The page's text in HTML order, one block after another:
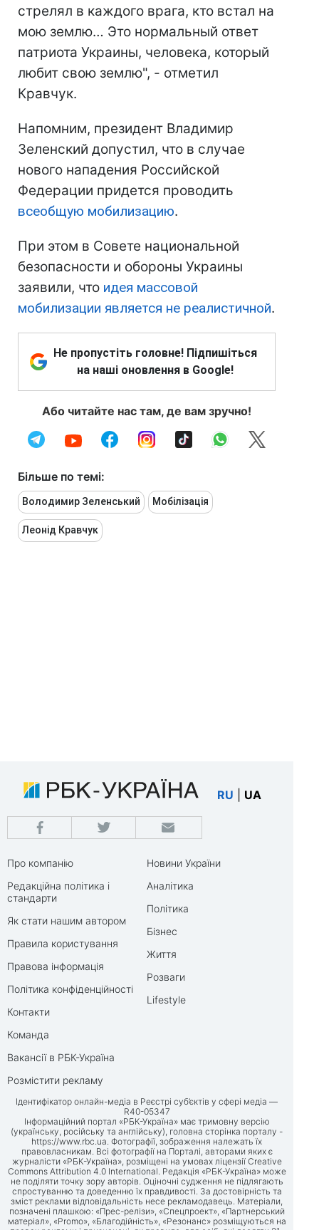
стрелял в каждого врага, кто встал на
мою землю… Это нормальный ответ
патриота Украины, человека, который
любит свою землю", - отметил
Кравчук.
Напомним, президент Владимир
Зеленский допустил, что в случае
нового нападения Российской
Федерации придется проводить
всеобщую мобилизацию.
При этом в Совете национальной
безопасности и обороны Украины
заявили, что идея массовой
мобилизации является не реалистичной.
Не пропустіть головне! Підпишіться
на наші оновлення в Google!
Або читайте нас там, де вам зручно!
Більше по темі:
Володимир Зеленський Мобілізація
Леонід Кравчук
RU UA
Про компанію
Редакційна політика і
стандарти
Як стати нашим автором
Правила користування
Правова інформація
Політика конфіденційності
Контакти
Команда
Вакансії в РБК-Україна
Розмістити рекламу
Новини України
Аналітика
Політика
Бізнес
Життя
Розваги
Lifestyle
Ідентифікатор онлайн-медіа в Реєстрі суб’єктів у сфері медіа —
R40-05347
Інформаційний портал «РБК-Україна» має тримовну версію
(українську, російську та англійську), головна сторінка порталу -
https://www.rbc.ua. Фотографії, зображення належать їх
правовласникам. Всі фотографії на Порталі, авторами яких є
журналісти «РБК-Україна», розміщені на умовах ліцензії Creative
Commons Attribution 4.0 International. Редакція «РБК-Україна» може
не поділяти точку зору авторів. Оціночні судження не підлягають
спростуванню та доведенню їх правдивості. За достовірність та
зміст реклами відповідальність несе рекламодавець. Матеріали,
позначені плашкою: «Прес-релізи», «Спецпроект», «Партнерський
матеріал», «Promo», «Благодійність», «Резонанс» розміщуються на